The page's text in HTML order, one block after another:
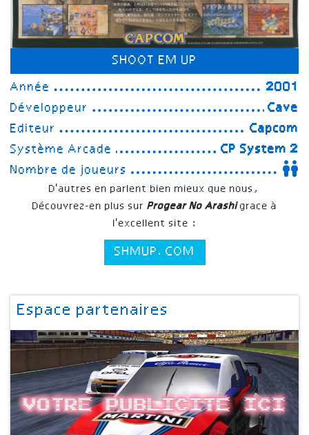
SHOOT EM UP
Année
2001
Développeur
Cave
Editeur
Capcom
Système Arcade
CP System 2
Nombre de joueurs
D'autres en parlent bien mieux que nous,
Découvrez-en plus sur Progear No Arashigrace à
l'excellent site :
SHMUP.COM
Espace partenaires
Votre publicite ici